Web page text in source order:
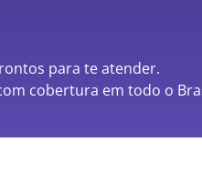
para te atender.
cobertura em todo o